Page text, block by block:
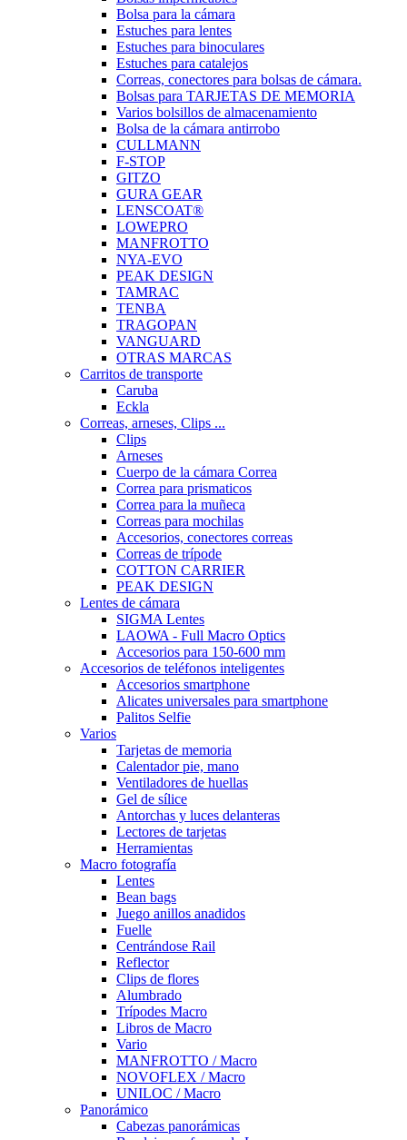
Bolsa para la cámara
Estuches para lentes
Estuches para binoculares
Estuches para catalejos
Correas, conectores para bolsas de cámara.
Bolsas para TARJETAS DE MEMORIA
Varios bolsillos de almacenamiento
Bolsa de la cámara antirrobo
CULLMANN
F-STOP
GITZO
GURA GEAR
LENSCOAT®
LOWEPRO
MANFROTTO
NYA-EVO
PEAK DESIGN
TAMRAC
TENBA
TRAGOPAN
VANGUARD
OTRAS MARCAS
Carritos de transporte
Caruba
Eckla
Correas, arneses, Clips ...
Clips
Arneses
Cuerpo de la cámara Correa
Correa para prismaticos
Correa para la muñeca
Correas para mochilas
Accesorios, conectores correas
Correas de trípode
COTTON CARRIER
PEAK DESIGN
Lentes de cámara
SIGMA Lentes
LAOWA - Full Macro Optics
Accesorios para 150-600 mm
Accesorios de teléfonos inteligentes
Accesorios smartphone
Alicates universales para smartphone
Palitos Selfie
Varios
Tarjetas de memoria
Calentador pie, mano
Ventiladores de huellas
Gel de sílice
Antorchas y luces delanteras
Lectores de tarjetas
Herramientas
Macro fotografía
Lentes
Bean bags
Juego anillos anadidos
Fuelle
Centrándose Rail
Reflector
Clips de flores
Alumbrado
Trípodes Macro
Libros de Macro
Vario
MANFROTTO / Macro
NOVOFLEX / Macro
UNILOC / Macro
Panorámico
Cabezas panorámicas